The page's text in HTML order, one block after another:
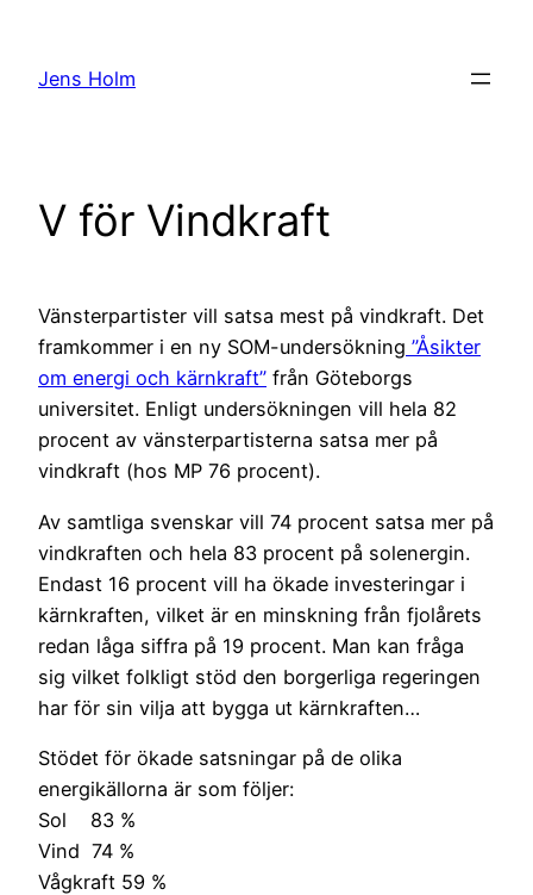
innehåll
Jens Holm
V för Vindkraft
Vänsterpartister vill satsa mest på vindkraft. Det
framkommer i en ny SOM-undersökning ”Åsikter
om energi och kärnkraft” från Göteborgs
universitet. Enligt undersökningen vill hela 82
procent av vänsterpartisterna satsa mer på
vindkraft (hos MP 76 procent).
Av samtliga svenskar vill 74 procent satsa mer på
vindkraften och hela 83 procent på solenergin.
Endast 16 procent vill ha ökade investeringar i
kärnkraften, vilket är en minskning från fjolårets
redan låga siffra på 19 procent. Man kan fråga
sig vilket folkligt stöd den borgerliga regeringen
har för sin vilja att bygga ut kärnkraften…
Stödet för ökade satsningar på de olika
energikällorna är som följer:
Sol 83 %
Vind 74 %
Vågkraft 59 %